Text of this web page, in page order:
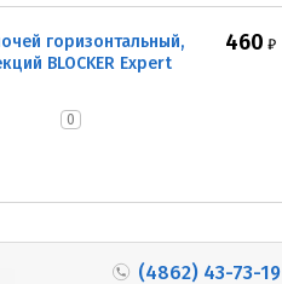
горизонтальный,
BLOCKER Expert
0
460 ₽
(4862) 43-73-19